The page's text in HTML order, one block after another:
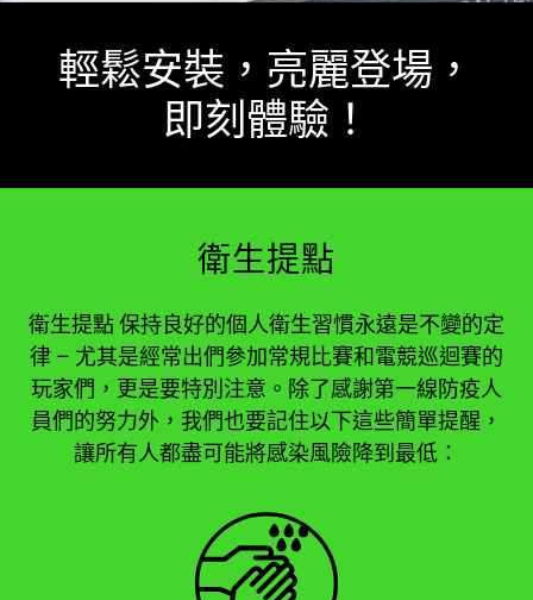
輕鬆安裝，亮麗登場，
即刻體驗！
衛生提點
衛生提點 保持良好的個人衛生習慣永遠是不變的定
律 – 尤其是經常出們參加常規比賽和電競巡迴賽的
玩家們，更是要特別注意。除了感謝第一線防疫人
員們的努力外，我們也要記住以下這些簡單提醒，
讓所有人都盡可能將感染風險降到最低：